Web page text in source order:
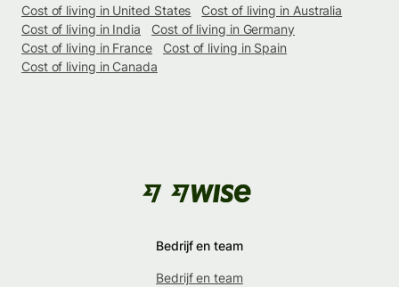
Cost of living in United States
Cost of living in Australia
Cost of living in India
Cost of living in Germany
Cost of living in France
Cost of living in Spain
Cost of living in Canada
Bedrijf en team
Bedrijf en team